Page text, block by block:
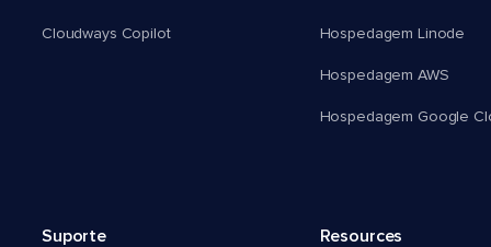
Cloudways Copilot Hospedagem Linode
Hospedagem AWS
Hospedagem Google
Suporte Resources